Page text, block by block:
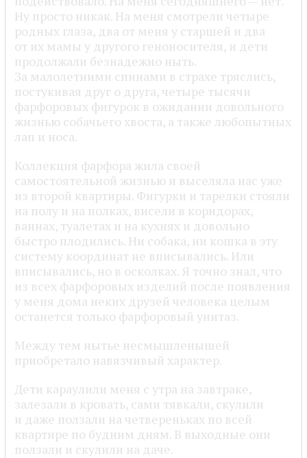
Ну просто никак. На меня смотрели четыре
родных глаза, два от меня у старшей и два
от их мамы у другого геноносителя, и дети
продолжали безнадежно ныть.
За малолетними спинами в страхе тряслись,
постукивая друг о друга, четыре тысячи
фарфоровых фигурок в ожидании довольного
жизнью собачьего хвоста, а также любопытных
лап и носа.
Коллекция фарфора жила своей
самостоятельной жизнью и выселяла нас уже
из второй квартиры. Фигурки и тарелки стояли
на полу и на полках, висели в коридорах,
ваннах, туалетах и на кухнях и довольно
быстро плодились. Ни собака, ни кошка в эту
систему координат не вписывались. Или
вписывались, но в осколках. Я точно знал, что
из всех фарфоровых изделий после появления
у меня дома неких друзей человека целым
останется только фарфоровый унитаз.
Между тем нытье несмышленышей
приобретало навязчивый характер.
Дети караулили меня с утра на завтраке,
залезали в кровать, сами тявкали, скулили
и даже ползали на четвереньках по всей
квартире по будним дням. В выходные они
ползали и скулили на даче.